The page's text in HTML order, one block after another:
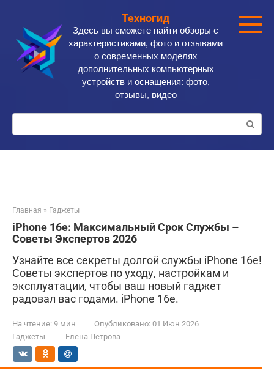
контенту
Техногид
Здесь вы сможете найти обзоры с
характеристиками, фото и отзывами
о современных моделях
дополнительных компьютерных
устройств и оснащения: фото,
отзывы, видео
Поиск:
Главная » Гаджеты
iPhone 16e: Максимальный Срок Службы –
Советы Экспертов 2026
Узнайте все секреты долгой службы iPhone 16e!
Советы экспертов по уходу, настройкам и
эксплуатации, чтобы ваш новый гаджет
радовал вас годами. iPhone 16e.
На чтение: 9 мин Опубликовано: 01 Июн 2026
Гаджеты
Елена Петрова